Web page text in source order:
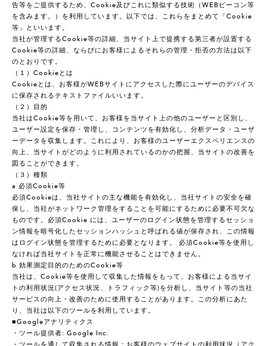
告等をご提供するため、Cookie及びこれに類似する技術（WEBビーコン等
を含みます。）を利用しています。以下では、これらをまとめて「Cookie
等」といいます。
当社が管理するCookie等の詳細、当サイト上で提携する第三者が設置する
Cookie等の詳細、ならびにお客様によるそれらの管理・拒否の方法は以下
のとおりです。
（１）Cookieとは
Cookieとは、お客様がWEBサイトにアクセスした際にユーザーのデバイス
に保存されるテキストファイルいいます。
（２）目的
当社はCookie等を用いて、お客様を当サイト上の他のユーザーと区別し、
ユーザー設定を保存・管理し、コンテンツを有効化し、分析データ・ユーザ
ーデータを収集します。これにより、お客様のユーザーエクスペリエンスの
向上、当サイトがどのように利用されているのかの把握、当サイトの改善を
図ることができます。
（３）種類
a 必須Cookie等
必須Cookieは、当社サイトの主な機能を有効化し、当社サイトの安全を確
保し、当社がネットワーク管理をすることを可能にするために必要不可欠な
ものです。必須Cookie には、ユーザーのログイン状態を管理するセッショ
ン情報を暗号化したセッションハッシュと呼ばれる値が保存され、この情報
はログイン状態を管理するために必要となります。 必須Cookie等を使用し
なければ当社サイトを正常に機能させることはできません。
b 効果測定目的のためのCookie等
当社は、Cookie等を使用して収集した情報をもって、お客様による当サイ
トの利用状況(アクセス状況、トラフィック等)を分析し、当サイト等の当社
サービスの向上・改善のために使用することがあります。この分析にあた
り、当社は以下のツールを利用しています。
■Googleアナリティクス
・ツール提供者: Google Inc.